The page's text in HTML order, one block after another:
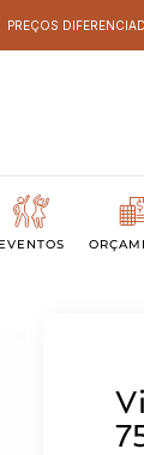
EVENTOS